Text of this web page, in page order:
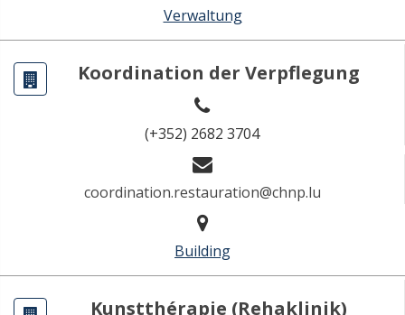
Verwaltung
Koordination der Verpflegung
(+352) 2682 3704
coordination.restauration@chnp.lu
Building
Kunstthérapie (Rehaklinik)